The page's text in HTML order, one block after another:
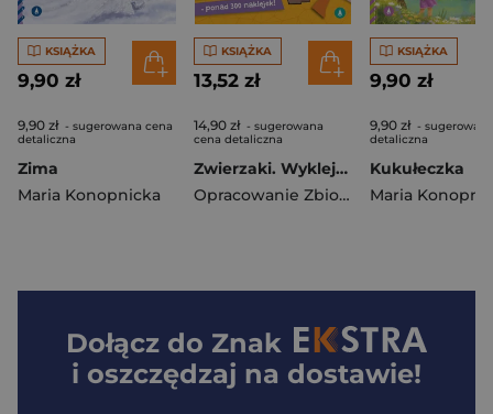
KSIĄŻKA
9,90 zł
9,90 zł - sugerowana cena
detaliczna
Zima
Maria Konopnicka
KSIĄŻKA
13,52 zł
14,90 zł - sugerowana
cena detaliczna
Zwierzaki. Wyklejanki
Opracowanie Zbiorowe
KSIĄŻKA
9,90 zł
9,90 zł -
detaliczna
Kukułeczka
Maria
Dołącz do Znak
i oszczędzaj na dostawie!